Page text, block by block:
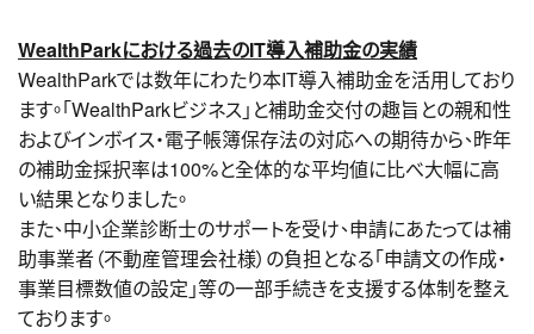
WealthParkにおける過去のIT導入補助金の実績
WealthParkでは数年にわたり本IT導入補助金を活用しており
ます。「WealthParkビジネス」と補助金交付の趣旨との親和性
およびインボイス・電子帳簿保存法の対応への期待から、昨年
の補助金採択率は100%と全体的な平均値に比べ大幅に高
い結果となりました。
また、中小企業診断士のサポートを受け、申請にあたっては補
助事業者（不動産管理会社様）の負担となる「申請文の作成・
事業目標数値の設定」等の一部手続きを支援する体制を整え
ております。